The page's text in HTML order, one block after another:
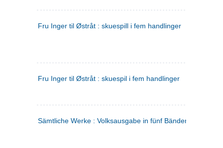
Fru Inger til Østråt : skuespill i fem handlinger
Fru Inger til Østråt : skuespil i fem handlinger
Sämtliche Werke : Volksausgabe in fünf Bänden